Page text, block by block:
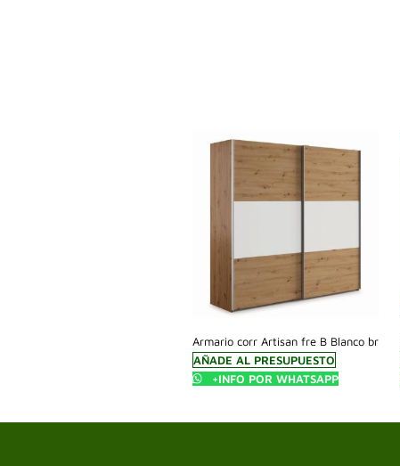
Armario corr Artisan fre B Blanco br
AÑADE AL PRESUPUESTO
+INFO POR WHATSAPP